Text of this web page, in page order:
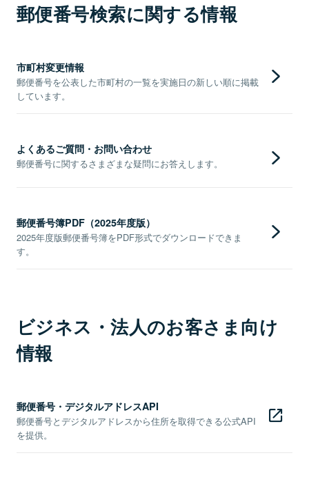
郵便番号検索に関する情報
市町村変更情報
郵便番号を公表した市町村の一覧を実施日の新しい順に掲載
しています。
よくあるご質問・お問い合わせ
郵便番号に関するさまざまな疑問にお答えします。
郵便番号簿PDF（2025年度版）
2025年度版郵便番号簿をPDF形式でダウンロードできま
す。
ビジネス・法人のお客さま向け
情報
郵便番号・デジタルアドレスAPI
郵便番号とデジタルアドレスから住所を取得できる公式API
を提供。